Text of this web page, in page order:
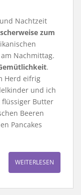
Nachtzeit
zum
Nachmittag.
.
Herd eifrig
und ich
flüssiger Butter
Beeren
Pancakes
WEITERLESEN